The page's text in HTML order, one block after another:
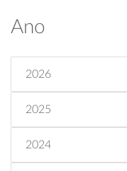
Ano
2026
2025
2024